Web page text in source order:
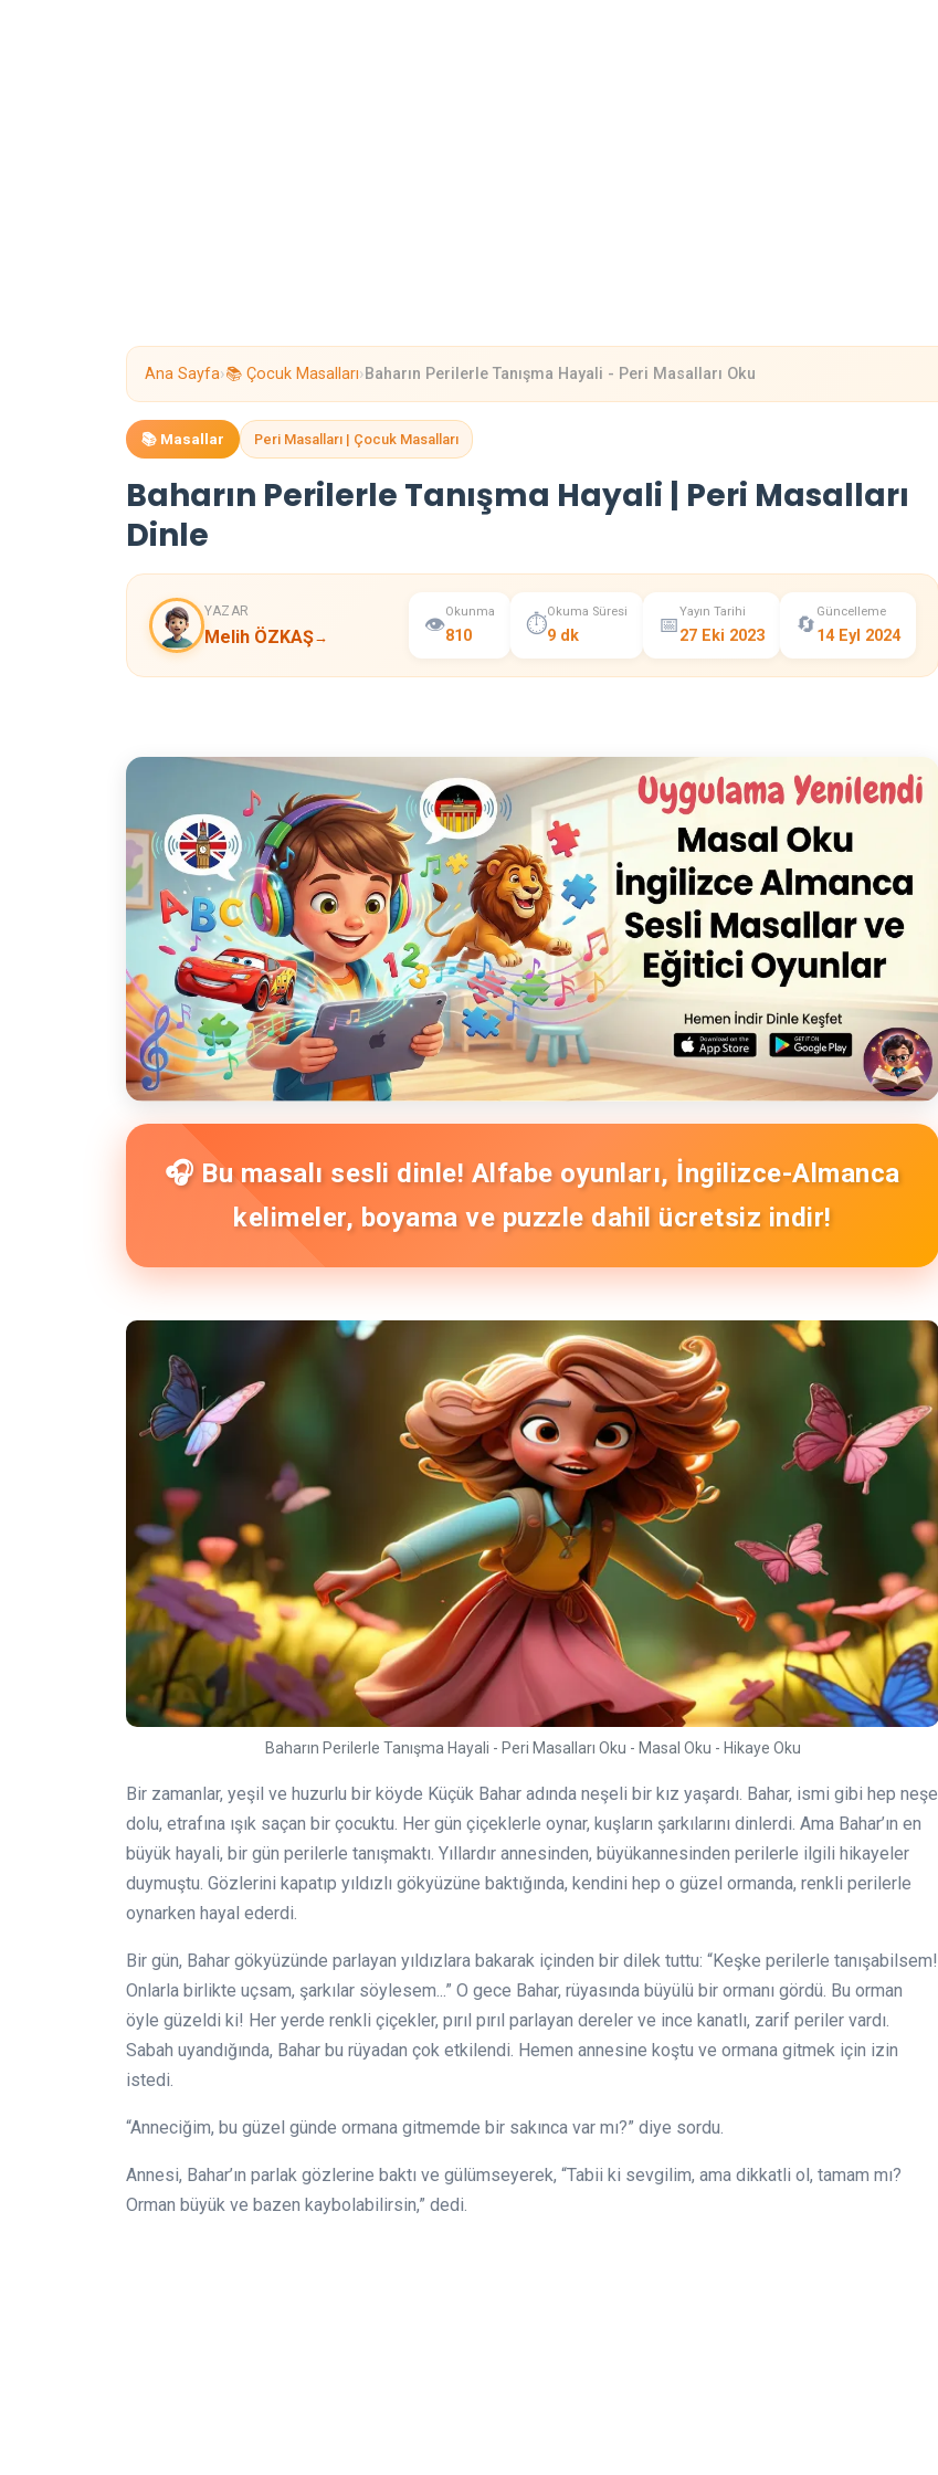
Ana Sayfa›📚 Çocuk Masalları›Baharın Perilerle Tanışma Hayali - Peri Masalları Oku
📚 Masallar Peri Masalları | Çocuk Masalları
Baharın Perilerle Tanışma Hayali | Peri Masalları
Dinle
YAZAR
Melih ÖZKAŞ→ 👁️
Okunma
810 ⏱️
Okuma Süresi
9 dk 📅
Yayın Tarihi
27 Eki 2023 🔄
Güncelleme
14 Eyl 2024
🎧 Bu masalı sesli dinle! Alfabe oyunları, İngilizce-Almanca
kelimeler, boyama ve puzzle dahil ücretsiz indir!
Baharın Perilerle Tanışma Hayali - Peri Masalları Oku - Masal Oku - Hikaye Oku
Bir zamanlar, yeşil ve huzurlu bir köyde Küçük Bahar adında neşeli bir kız yaşardı. Bahar, ismi gibi hep neşe
dolu, etrafına ışık saçan bir çocuktu. Her gün çiçeklerle oynar, kuşların şarkılarını dinlerdi. Ama Bahar’ın en
büyük hayali, bir gün perilerle tanışmaktı. Yıllardır annesinden, büyükannesinden perilerle ilgili hikayeler
duymuştu. Gözlerini kapatıp yıldızlı gökyüzüne baktığında, kendini hep o güzel ormanda, renkli perilerle
oynarken hayal ederdi.
Bir gün, Bahar gökyüzünde parlayan yıldızlara bakarak içinden bir dilek tuttu: “Keşke perilerle tanışabilsem!
Onlarla birlikte uçsam, şarkılar söylesem...” O gece Bahar, rüyasında büyülü bir ormanı gördü. Bu orman
öyle güzeldi ki! Her yerde renkli çiçekler, pırıl pırıl parlayan dereler ve ince kanatlı, zarif periler vardı.
Sabah uyandığında, Bahar bu rüyadan çok etkilendi. Hemen annesine koştu ve ormana gitmek için izin
istedi.
“Anneciğim, bu güzel günde ormana gitmemde bir sakınca var mı?” diye sordu.
Annesi, Bahar’ın parlak gözlerine baktı ve gülümseyerek, “Tabii ki sevgilim, ama dikkatli ol, tamam mı?
Orman büyük ve bazen kaybolabilirsin,” dedi.